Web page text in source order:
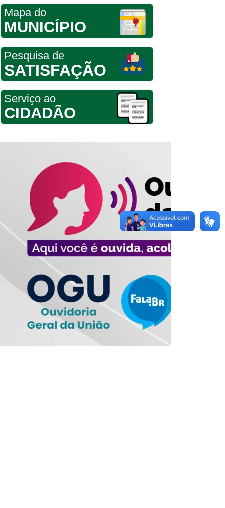
Mapa do
MUNICÍPIO
Pesquisa de
SATISFAÇÃO
Serviço ao
CIDADÃO